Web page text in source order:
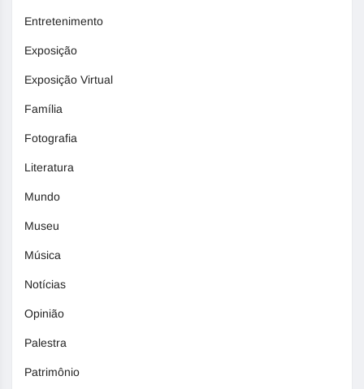
Entretenimento
Exposição
Exposição Virtual
Família
Fotografia
Literatura
Mundo
Museu
Música
Notícias
Opinião
Palestra
Patrimônio